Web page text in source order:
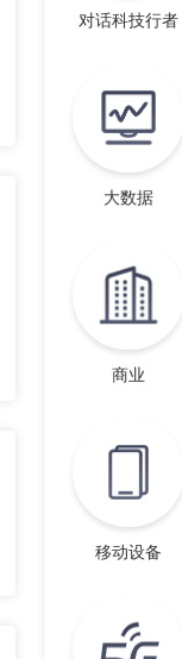
对话科技行者
大数据
商业
移动设备